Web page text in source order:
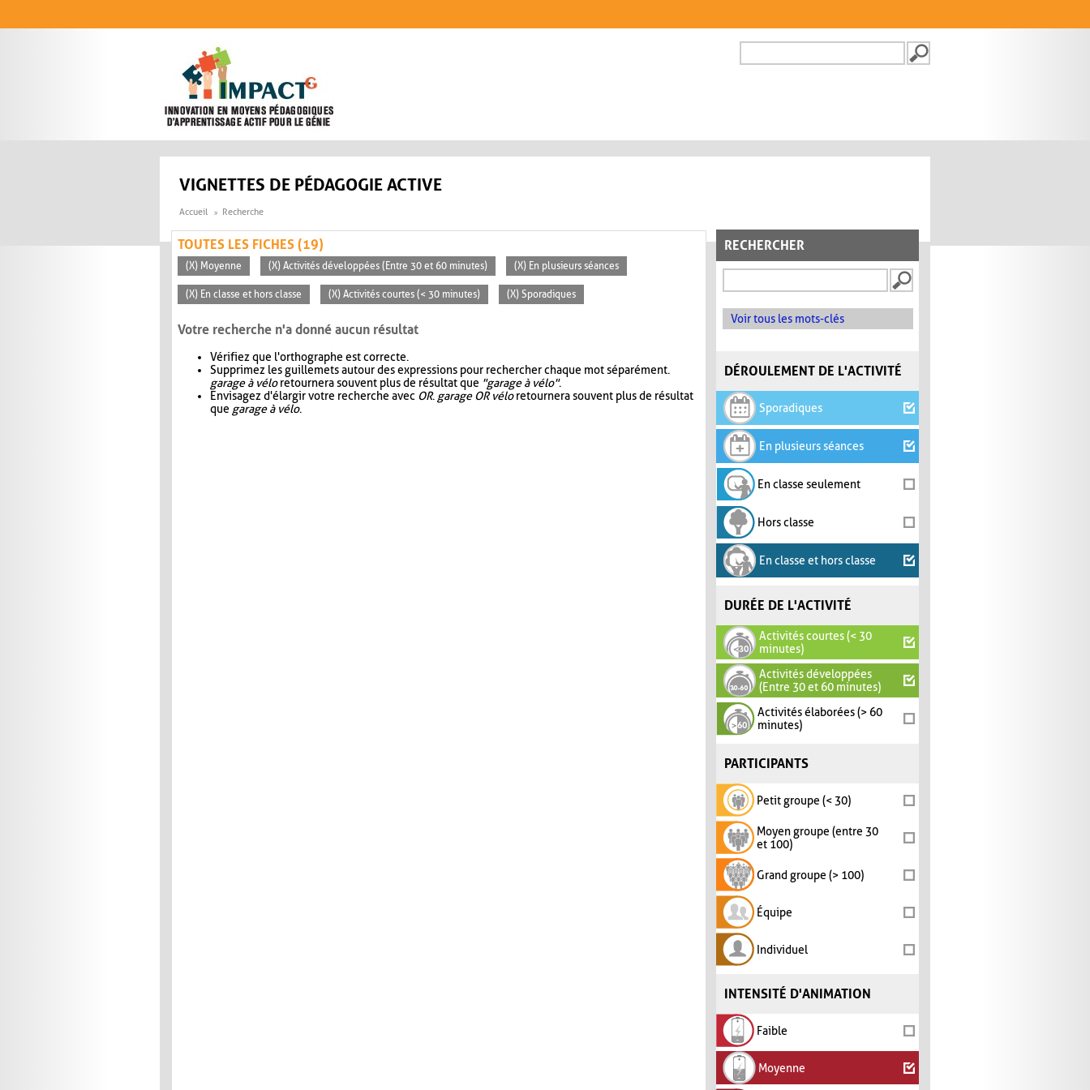
FORMULAIRE DE
VIGNETTES DE PÉDAGOGIE ACTIVE
Accueil Recherche
RECHERCHER
Voir tous les mots-clés
DÉROULEMENT DE L'ACTIVITÉ
Sporadiques
En plusieurs séances
En classe seulement
Hors classe
En classe et hors classe
DURÉE DE L'ACTIVITÉ
Activités courtes (< 30
minutes)
Activités développées
(Entre 30 et 60 minutes)
Activités élaborées (> 60
minutes)
PARTICIPANTS
Petit groupe (< 30)
Moyen groupe (entre 30
et 100)
Grand groupe (> 100)
Équipe
Individuel
INTENSITÉ D'ANIMATION
Faible
Moyenne
TOUTES LES FICHES (19)
(X) Moyenne (X) Activités développées (Entre 30 et 60 minutes) (X) En plusieurs séances
(X) En classe et hors classe (X) Activités courtes (< 30 minutes) (X) Sporadiques
Votre recherche n'a donné aucun résultat
Vérifiez que l'orthographe est correcte.
Supprimez les guillemets autour des expressions pour rechercher chaque mot séparément.
garage à véloretournera souvent plus de résultat que "garage à vélo".
Envisagez d'élargir votre recherche avec OR. garage OR véloretournera souvent plus de résultat
que garage à vélo.